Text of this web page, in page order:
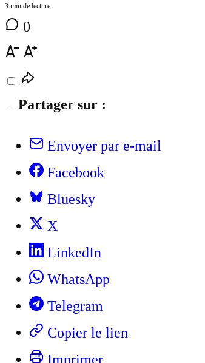
3 min de lecture
0
Partager sur :
Envoyer par e-mail
Facebook
Bluesky
X
LinkedIn
WhatsApp
Telegram
Copier le lien
Imprimer